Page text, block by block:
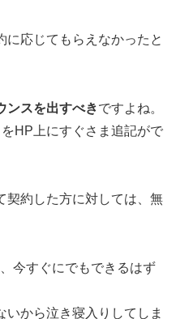
に応じてもらえなかったと
ンスを出すべきですよね。
HP上にすぐさま追記がで
契約した方に対しては、無
今すぐにでもできるはず
いから泣き寝入りしてしま